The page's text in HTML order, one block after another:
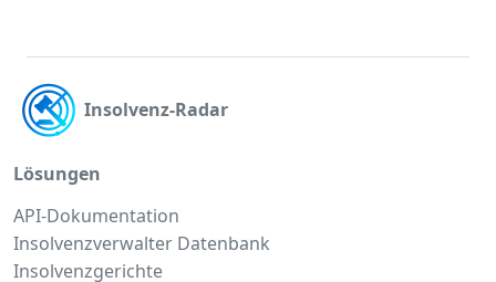
Insolvenz-Radar
Lösungen
API-Dokumentation
Insolvenzverwalter Datenbank
Insolvenzgerichte